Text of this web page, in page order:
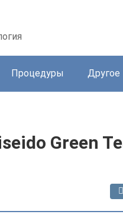
Процедуры Другое
Green